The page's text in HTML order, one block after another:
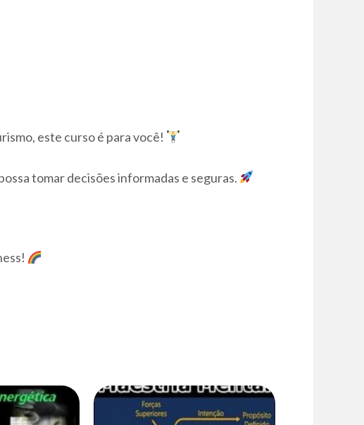
este curso é para você!
tomar decisões informadas e seguras.